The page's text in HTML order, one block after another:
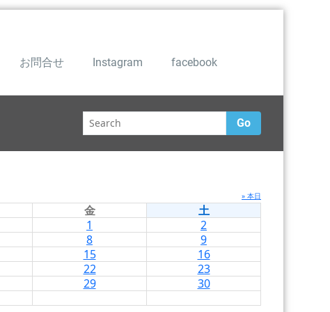
お問合せ Instagram facebook
Go
» 本日
金
土
1
2
8
9
15
16
22
23
29
30